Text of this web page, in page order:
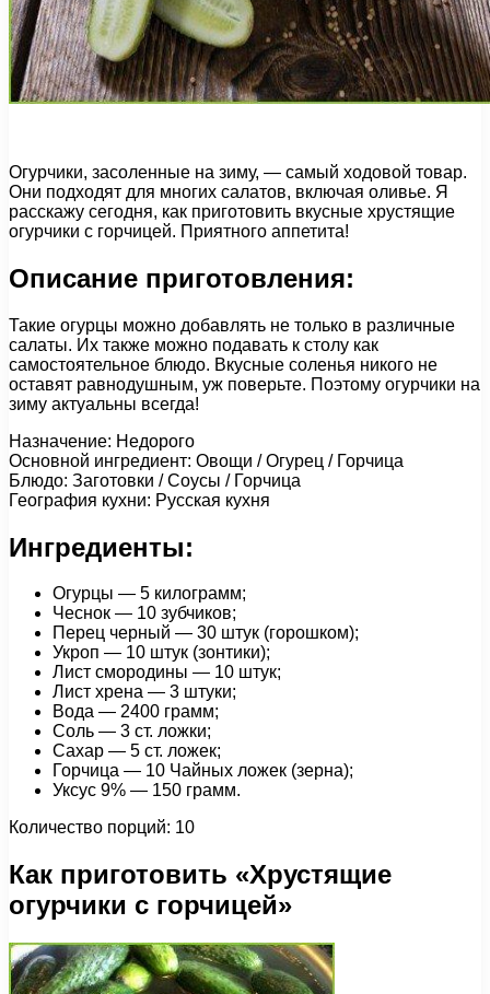
Огурчики, засоленные на зиму, — самый ходовой товар.
Они подходят для многих салатов, включая оливье. Я
расскажу сегодня, как приготовить вкусные хрустящие
огурчики с горчицей. Приятного аппетита!
Описание приготовления:
Такие огурцы можно добавлять не только в различные
салаты. Их также можно подавать к столу как
самостоятельное блюдо. Вкусные соленья никого не
оставят равнодушным, уж поверьте. Поэтому огурчики на
зиму актуальны всегда!
Назначение: Недорого
Основной ингредиент: Овощи / Огурец / Горчица
Блюдо: Заготовки / Соусы / Горчица
География кухни: Русская кухня
Ингредиенты:
Огурцы — 5 килограмм;
Чеснок — 10 зубчиков;
Перец черный — 30 штук (горошком);
Укроп — 10 штук (зонтики);
Лист смородины — 10 штук;
Лист хрена — 3 штуки;
Вода — 2400 грамм;
Соль — 3 ст. ложки;
Сахар — 5 ст. ложек;
Горчица — 10 Чайных ложек (зерна);
Уксус 9% — 150 грамм.
Количество порций: 10
Как приготовить «Хрустящие
огурчики с горчицей»